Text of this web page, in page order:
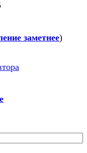
заметнее)